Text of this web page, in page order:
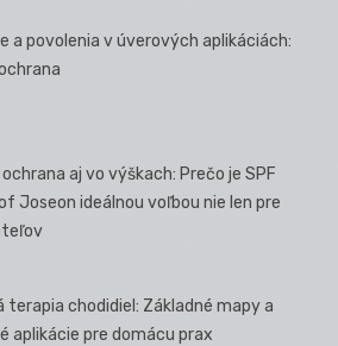
a povolenia v úverových aplikáciách:
aj vo výškach: Prečo je SPF
Joseon ideálnou voľbou nie len pre
terapia chodidiel: Základné mapy a
aplikácie pre domácu prax